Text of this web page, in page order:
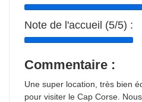
Note de l'accueil (5/5) :
Commentaire :
Une super location, très bien
pour visiter le Cap Corse.